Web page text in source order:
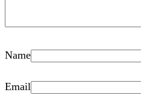
Name
Email